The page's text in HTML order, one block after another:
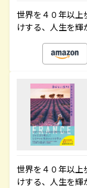
世界を４０年以上
けする、人生を
世界を４０年以上
けする、人生を